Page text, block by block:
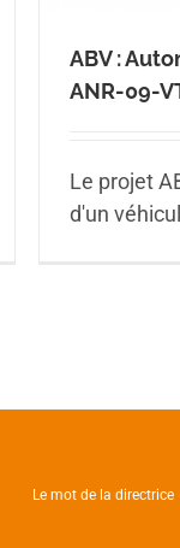
ABV :
ANR-09-
Le projet
d'un
Le mot de la directrice